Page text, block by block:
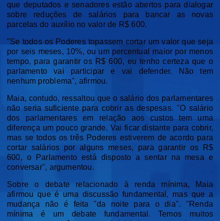
que deputados e senadores estão abertos para dialogar
sobre reduções de salários para bancar as novas
parcelas do auxílio no valor de R$ 600.
"Se todos os Poderes topassem cortar um valor que seja
por seis meses, 10%, ou um percentual maior por menos
tempo, para garantir os R$ 600, eu tenho certeza que o
parlamento vai participar e vai defender. Não tem
nenhum problema", afirmou.
Maia, contudo, ressaltou que o salário dos parlamentares
não seria suficiente para cobrir as despesas. "O salário
dos parlamentares em relação aos custos tem uma
diferença um pouco grande. Vai ficar distante para cobrir,
mas se todos os três Poderes estiverem de acordo para
cortar salários por alguns meses, para garantir os R$
600, o Parlamento está disposto a sentar na mesa e
conversar", argumentou.
Sobre o debate relacionado à renda mínima, Maia
afirmou que é uma discussão fundamental, mas que a
mudança não é feita "da noite para o dia". "Renda
mínima é um debate fundamental. Temos muitos